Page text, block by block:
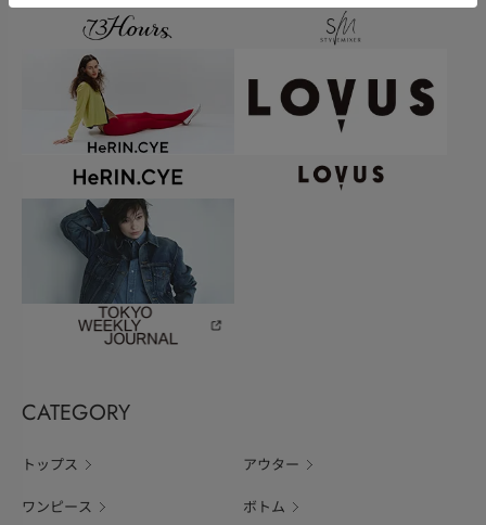
CATEGORY
トップス アウター
ワンピース ボトム